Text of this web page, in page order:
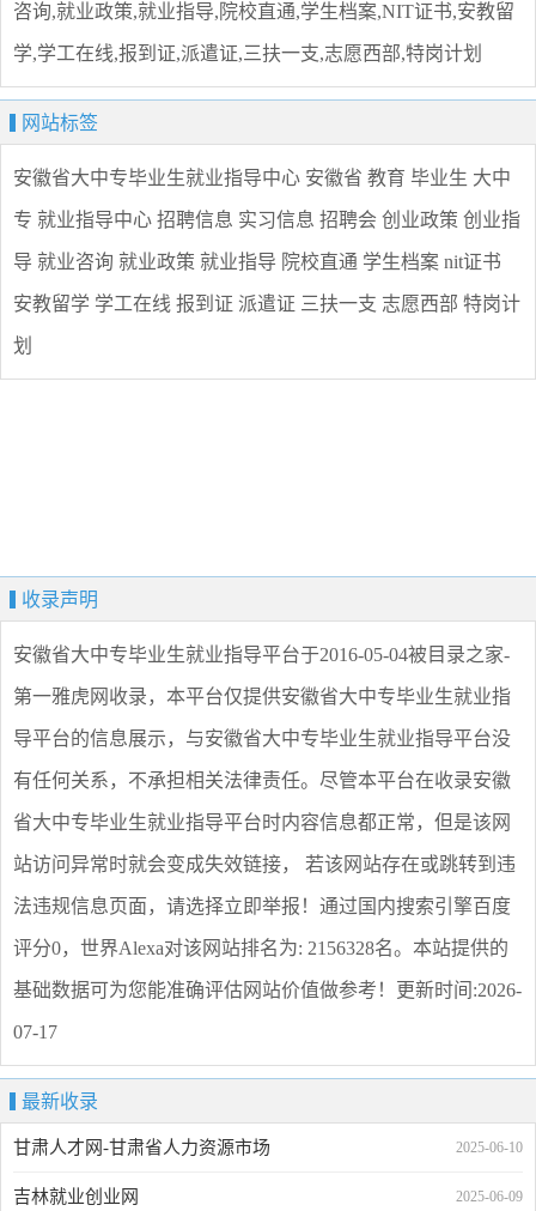
咨询,就业政策,就业指导,院校直通,学生档案,NIT证书,安教留
学,学工在线,报到证,派遣证,三扶一支,志愿西部,特岗计划
网站标签
安徽省大中专毕业生就业指导中心 安徽省 教育 毕业生 大中
专 就业指导中心 招聘信息 实习信息 招聘会 创业政策 创业指
导 就业咨询 就业政策 就业指导 院校直通 学生档案 nit证书
安教留学 学工在线 报到证 派遣证 三扶一支 志愿西部 特岗计
划
收录声明
安徽省大中专毕业生就业指导平台于2016-05-04被目录之家-
第一雅虎网收录，本平台仅提供安徽省大中专毕业生就业指
导平台的信息展示，与安徽省大中专毕业生就业指导平台没
有任何关系，不承担相关法律责任。尽管本平台在收录安徽
省大中专毕业生就业指导平台时内容信息都正常，但是该网
站访问异常时就会变成失效链接， 若该网站存在或跳转到违
法违规信息页面，请选择立即举报 ！通过国内搜索引擎百度
评分0，世界Alexa对该网站排名为: 2156328名。本站提供的
基础数据可为您能准确评估网站价值做参考！ 更新时间:2026-
07-17
最新收录
2025-06-10
甘肃人才网-甘肃省人力资源市场
2025-06-09
吉林就业创业网